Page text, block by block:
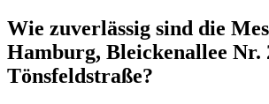
Wie zuverlässig sind die
Hamburg, Bleickenallee Nr.
Tönsfeldstraße?